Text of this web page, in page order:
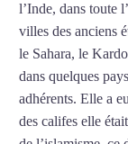
l’Inde, dans toute
villes des anciens
le Sahara, le
dans quelques
adhérents. Elle a
des califes elle